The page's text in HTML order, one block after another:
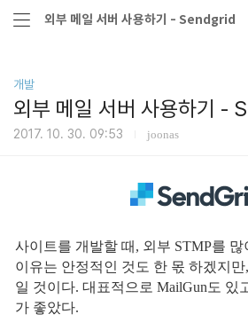
외부 메일 서버 사용하기 - Sendgrid
개발
외부 메일 서버 사용하기 -
2017. 10. 30. 09:53 joonas
사이트를 개발할 때, 외부 STMP를
이유는 안정적인 것도 한 몫 하겠지
일 것이다. 대표적으로 MailGun도 있
가 좋았다.